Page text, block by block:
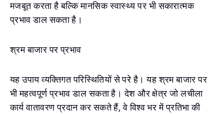
मजबूत करता है बल्कि मानसिक स्वास्थ्य पर भी सकारात्मक
प्रभाव डाल सकता है।
श्रम बाजार पर प्रभाव
यह उपाय व्यक्तिगत परिस्थितियों से परे है। यह श्रम बाजार पर
भी महत्वपूर्ण प्रभाव डाल सकता है। देश और क्षेत्र जो लचीला
कार्य वातावरण प्रदान कर सकते हैं, वे विश्व भर में प्रतिभा की